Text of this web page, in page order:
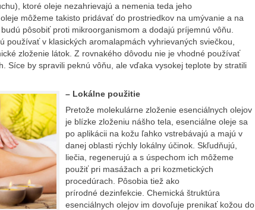
ktoré oleje nezahrievajú a nemenia teda jeho
môžeme takisto pridávať do prostriedkov na umývanie a na
pôsobiť proti mikroorganismom a dodajú príjemnú vôňu.
používať v klasických aromalapmách vyhrievaných sviečkou,
zloženie látok. Z rovnakého dôvodu nie je vhodné používať
Síce by spravili peknú vôňu, ale vďaka vysokej teplote by stratili
– Lokálne použitie
Pretože molekulárne zloženie esenciálnych olejov
je blízke zloženiu nášho tela, esenciálne oleje sa
po aplikácii na kožu ľahko vstrebávajú a majú v
danej oblasti rýchly lokálny účinok. Skľudňujú,
liečia, regenerujú a s úspechom ich môžeme
použiť pri masážach a pri kozmetických
procedúrach. Pôsobia tiež ako
prírodné dezinfekcie. Chemická štruktúra
esenciálnych olejov im dovoľuje prenikať kožou do